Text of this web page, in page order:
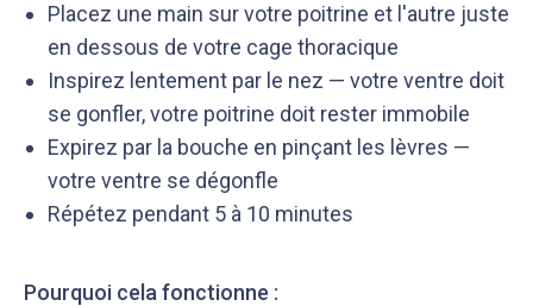
Placez une main sur votre poitrine et l'autre juste
en dessous de votre cage thoracique
Inspirez lentement par le nez — votre ventre doit
se gonfler, votre poitrine doit rester immobile
Expirez par la bouche en pinçant les lèvres —
votre ventre se dégonfle
Répétez pendant 5 à 10 minutes
Pourquoi cela fonctionne :